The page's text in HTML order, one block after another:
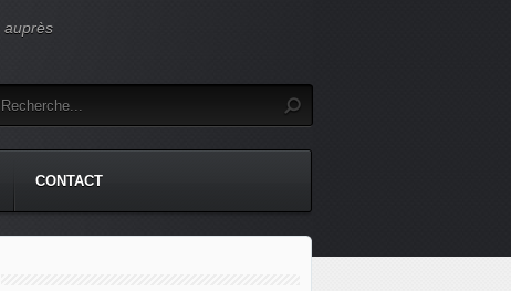
auprès
CONTACT